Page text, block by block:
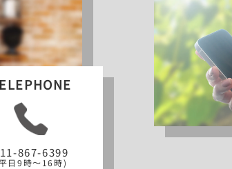
867-6399
日9時～16時)